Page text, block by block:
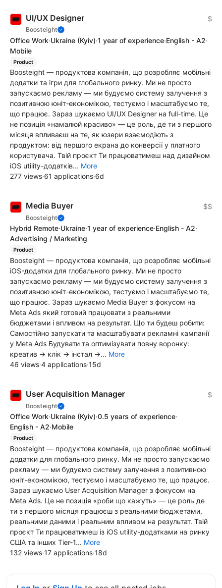
UI/UX Designer
Boosteight
$
Office Work·Ukraine (Kyiv)·1 year of experience·English - A2·
Mobile
Product
Boosteight — продуктова компанія, що розробляє мобільні
додатки та ігри для глобального ринку. Ми не просто
запускаємо рекламу — ми будуємо систему залучення з
позитивною юніт-економікою, тестуємо і масштабуємо те,
що працює. Зараз шукаємо UI/UX Designer на full-time. Це
не позиція «намалюй красиво» — це роль, де ти з першого
місяця впливаєш на те, як юзери взаємодіють з
продуктом: від першого екрана до конверсії у платного
користувача. Твій проєкт Ти працюватимеш над дизайном
iOS utility-додатків... More
277 views·61 applications·6d
Media Buyer
Boosteight
$$
Hybrid Remote·Ukraine·1 year of experience·English - A2·
Advertising / Marketing
Product
Boosteight — продуктова компанія, що розробляє мобільні
iOS-додатки для глобального ринку. Ми не просто
запускаємо рекламу — ми будуємо систему залучення з
позитивною юніт-економікою, тестуємо і масштабуємо те,
що працює. Зараз шукаємо Media Buyer з фокусом на
Meta Ads який готовий працювати з реальними
бюджетами і впливом на результат. Що ти будеш робити:
Самостійно запускати та масштабувати рекламні кампанії
у Meta Ads Будувати та оптимізувати повну воронку:
креатив → клік → інстал →... More
46 views·4 applications·15d
User Acquisition Manager
Boosteight
$
Office Work·Ukraine (Kyiv)·0.5 years of experience·
English - A2·Mobile
Product
Boosteight — продуктова компанія, що розробляє мобільні
додатки для глобального ринку. Ми не просто запускаємо
рекламу — ми будуємо систему залучення з позитивною
юніт-економікою, тестуємо і масштабуємо те, що працює.
Зараз шукаємо User Acquisition Manager з фокусом на
Meta Ads. Це не позиція «роби що кажуть» — це роль де
ти з першого місяця працюєш з реальними бюджетами,
реальними даними і реальним впливом на результат. Твій
проєкт Ти працюватимеш із iOS utility-додатками на ринку
США та інших Tier-1... More
132 views·17 applications·18d